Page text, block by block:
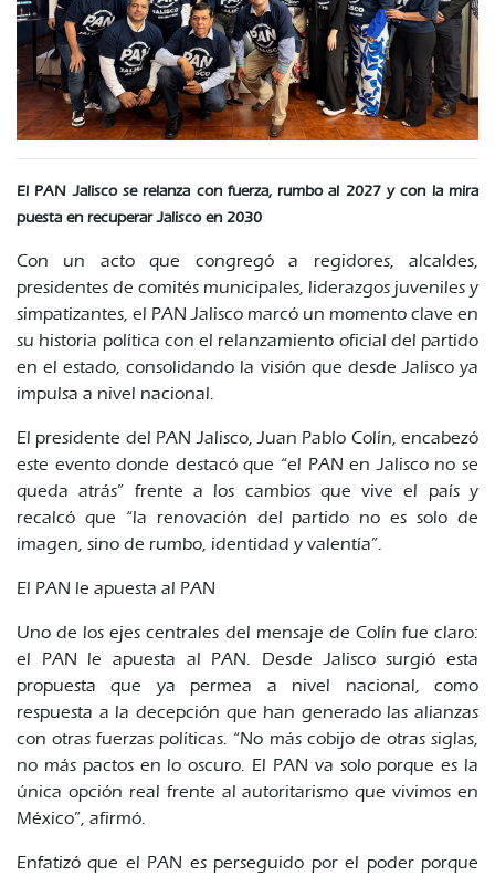
El PAN Jalisco se relanza con fuerza, rumbo al 2027 y con la mira
puesta en recuperar Jalisco en 2030
Con un acto que congregó a regidores, alcaldes,
presidentes de comités municipales, liderazgos juveniles y
simpatizantes, el PAN Jalisco marcó un momento clave en
su historia política con el relanzamiento oficial del partido
en el estado, consolidando la visión que desde Jalisco ya
impulsa a nivel nacional.
El presidente del PAN Jalisco, Juan Pablo Colín, encabezó
este evento donde destacó que “el PAN en Jalisco no se
queda atrás” frente a los cambios que vive el país y
recalcó que “la renovación del partido no es solo de
imagen, sino de rumbo, identidad y valentía”.
El PAN le apuesta al PAN
Uno de los ejes centrales del mensaje de Colín fue claro:
el PAN le apuesta al PAN. Desde Jalisco surgió esta
propuesta que ya permea a nivel nacional, como
respuesta a la decepción que han generado las alianzas
con otras fuerzas políticas. “No más cobijo de otras siglas,
no más pactos en lo oscuro. El PAN va solo porque es la
única opción real frente al autoritarismo que vivimos en
México”, afirmó.
Enfatizó que el PAN es perseguido por el poder porque